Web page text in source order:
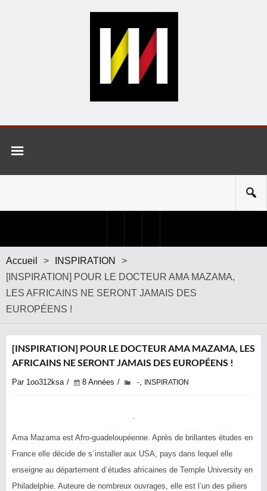
Accueil > INSPIRATION
>
[INSPIRATION] POUR LE DOCTEUR AMA MAZAMA,
LES AFRICAINS NE SERONT JAMAIS DES
EUROPÉENS !
[INSPIRATION] POUR LE DOCTEUR AMA MAZAMA, LES
AFRICAINS NE SERONT JAMAIS DES EUROPÉENS !
Par 1oo312ksa 8 Années -, INSPIRATION
Ama Mazama est Afro-guadeloupéenne. Après de brillantes études en
France elle décide de s´installer aux USA, pays dans lequel elle
enseigne au département d´études africaines de Temple University en
Philadelphie. Auteure de nombreux ouvrages, elle est l’un des piliers